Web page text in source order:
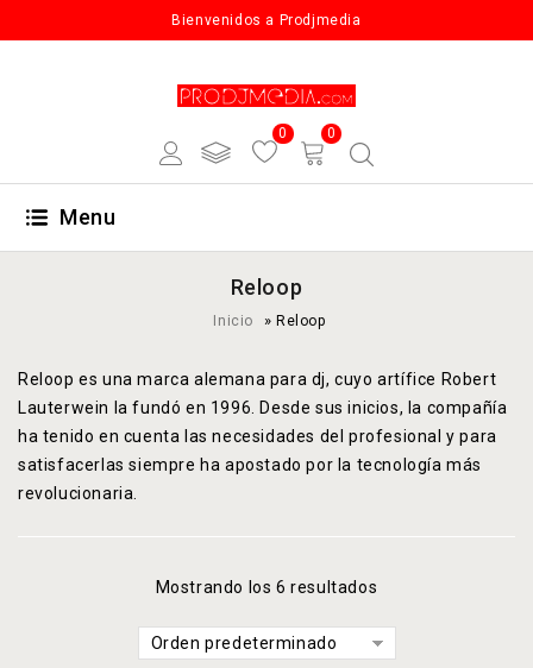
Bienvenidos a Prodjmedia
0 0
Menu
Reloop
Inicio » Reloop
Reloop es una marca alemana para dj, cuyo artífice Robert
Lauterwein la fundó en 1996. Desde sus inicios, la compañía
ha tenido en cuenta las necesidades del profesional y para
satisfacerlas siempre ha apostado por la tecnología más
revolucionaria.
Mostrando los 6 resultados
Orden predeterminado